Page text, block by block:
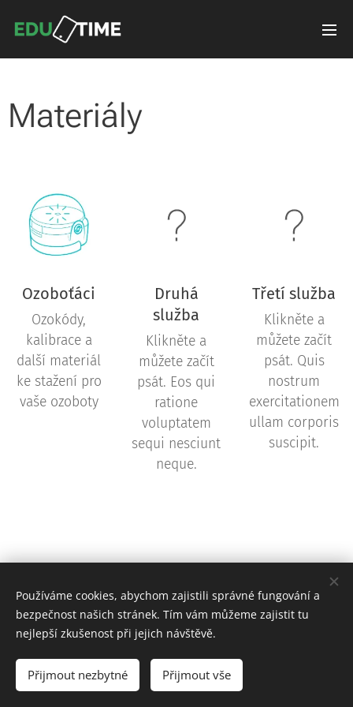
Materiály
Ozoboťáci
Ozokódy,
kalibrace a
další materiál
ke stažení pro
vaše ozoboty
Druhá
služba
Klikněte a
můžete začít
psát. Eos qui
ratione
voluptatem
sequi nesciunt
neque.
Třetí služba
Klikněte a
můžete začít
psát. Quis
nostrum
exercitationem
ullam corporis
suscipit.
© 2026 EDUTIME
Používáme cookies, abychom zajistili správné fungování a
bezpečnost našich stránek. Tím vám můžeme zajistit tu
nejlepší zkušenost při jejich návštěvě.
Přijmout nezbytné Přijmout vše